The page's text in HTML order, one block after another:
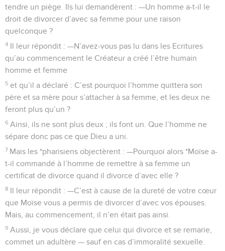
tendre un piège. Ils lui demandèrent : —Un homme a-t-il le
droit de divorcer d’avec sa femme pour une raison
quelconque ?
4 Il leur répondit : —N’avez-vous pas lu dans les Ecritures
qu’au commencement le Créateur a créé l’être humain
homme et femme
5 et qu’il a déclaré : C’est pourquoi l’homme quittera son
père et sa mère pour s’attacher à sa femme, et les deux ne
feront plus qu’un ?
6 Ainsi, ils ne sont plus deux ; ils font un. Que l’homme ne
sépare donc pas ce que Dieu a uni.
7 Mais les *pharisiens objectèrent : —Pourquoi alors *Moïse a-
t-il commandé à l’homme de remettre à sa femme un
certificat de divorce quand il divorce d’avec elle ?
8 Il leur répondit : —C’est à cause de la dureté de votre cœur
que Moïse vous a permis de divorcer d’avec vos épouses.
Mais, au commencement, il n’en était pas ainsi.
9 Aussi, je vous déclare que celui qui divorce et se remarie,
commet un adultère — sauf en cas d’immoralité sexuelle.